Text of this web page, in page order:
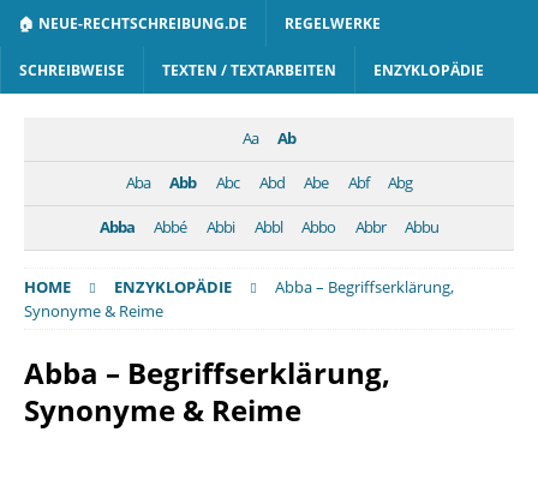
🏠 NEUE-RECHTSCHREIBUNG.DE REGELWERKE
SCHREIBWEISE TEXTEN / TEXTARBEITEN ENZYKLOPÄDIE
Aa Ab
Aba Abb Abc Abd Abe Abf Abg
Abba Abbé Abbi Abbl Abbo Abbr Abbu
HOME ENZYKLOPÄDIE
Abba – Begriffserklärung,
Synonyme & Reime
Abba – Begriffserklärung,
Synonyme & Reime